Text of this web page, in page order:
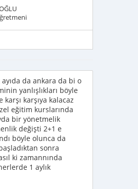
da ankara da bi o
yanlışlıkları böyle
karşıya kalacaz
eğitim kurslarında
bir yönetmelik
değişti 2+1 e
böyle olunca da
sonra
ki zamannında
1 aylık